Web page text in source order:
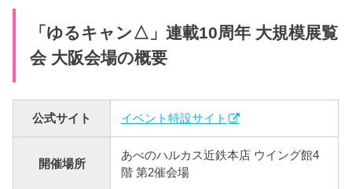
「ゆるキャン△」連載10周年 大規模展覧
会 大阪会場の概要
公式サイト イベント特設サイト
開催場所
あべのハルカス近鉄本店 ウイング館4
階 第2催会場